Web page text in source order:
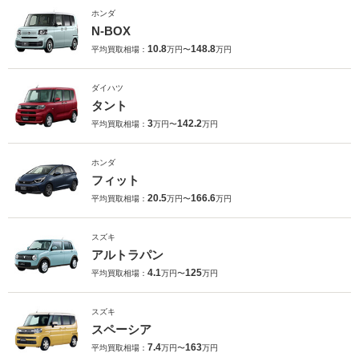
ホンダ
N-BOX
平均買取相場： 10.8万円〜148.8万円
ダイハツ
タント
平均買取相場： 3万円〜142.2万円
ホンダ
フィット
平均買取相場： 20.5万円〜166.6万円
スズキ
アルトラパン
平均買取相場： 4.1万円〜125万円
スズキ
スペーシア
平均買取相場： 7.4万円〜163万円